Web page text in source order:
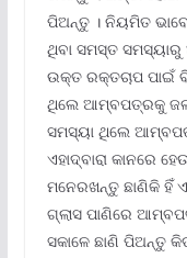
ପିଅନ୍ତୁ । ନିୟମିତ
ଥିବା ସମସ୍ତ
ଉକ୍ତ ରକ୍ତଚାପ ପାଇଁ
ଥିଲେ ଆମ୍ବପତ୍ରକୁ
ସମସ୍ୟା ଥିଲେ
ଏହାଦ୍ବାରା କାନରେ
ମନେରଖନ୍ତୁ ଛାଣିକି ହିଁ
ଗ୍ଲାସ ପାଣିରେ
ସକାଳେ ଛାଣି ପିଅନ୍ତୁ